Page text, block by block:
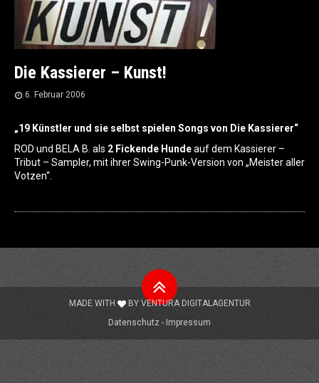
Die Kassierer – Kunst!
6. Februar 2006
„19 Künstler und sie selbst spielen Songs von Die Kassierer“
ROD und BELA B. als 2 Fickende Hundeauf dem Kassierer –
Tribut – Sampler, mit ihrer Swing-Punk-Version von „Meister aller
Votzen“.
Nach
oben
MADE WITH BY VENTURA DIGITALAGENTUR
Datenschutz
Impressum